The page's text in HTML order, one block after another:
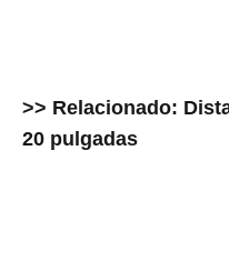
>> Relacionado:
20 pulgadas